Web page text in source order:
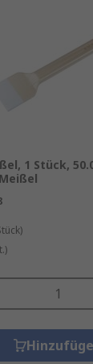
1 Stück,